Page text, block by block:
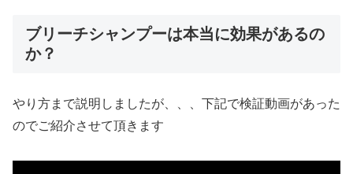
ブリーチシャンプーは本当に効果があるの
か？
やり方まで説明しましたが、、、下記で検証動画があった
のでご紹介させて頂きます